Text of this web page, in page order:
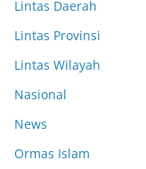
Lintas Daerah
Lintas Provinsi
Lintas Wilayah
Nasional
News
Ormas Islam